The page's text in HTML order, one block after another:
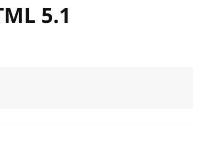
5.1